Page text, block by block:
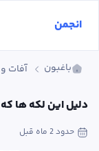
باغبون آفات
دلیل این لکه ها
حدود 2 ماه قبل
انجمن